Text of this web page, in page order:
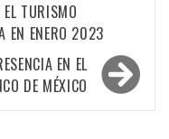
TURISMO
EN ENERO 2023
EN EL
DE MÉXICO